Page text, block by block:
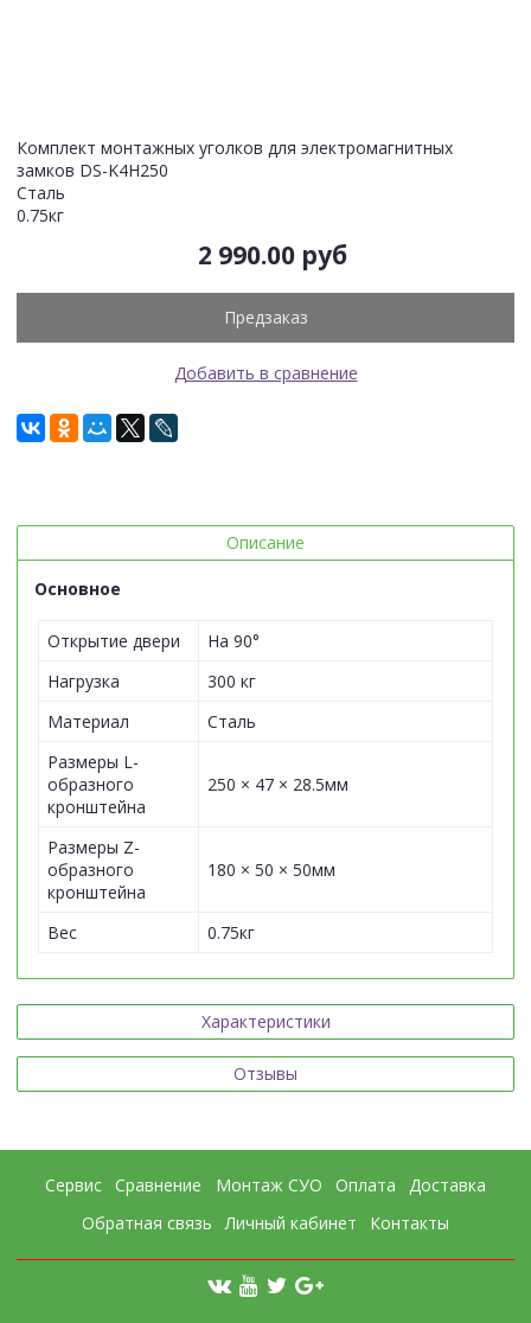
Комплект монтажных уголков для электромагнитных
замков DS-K4H250
Сталь
0.75кг
2 990.00 руб
Предзаказ
Добавить в сравнение
Описание
Основное
Открытие двери
На 90°
Нагрузка
300 кг
Материал
Сталь
Размеры L-
образного
кронштейна
250 × 47 × 28.5мм
Размеры Z-
образного
кронштейна
180 × 50 × 50мм
Вес 0.75кг
Характеристики
Отзывы
Сервис Сравнение Монтаж СУО Оплата
Доставка
Обратная связь
Личный кабинет Контакты